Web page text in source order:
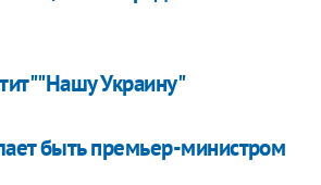
"Нашу Украину"
быть премьер-министром